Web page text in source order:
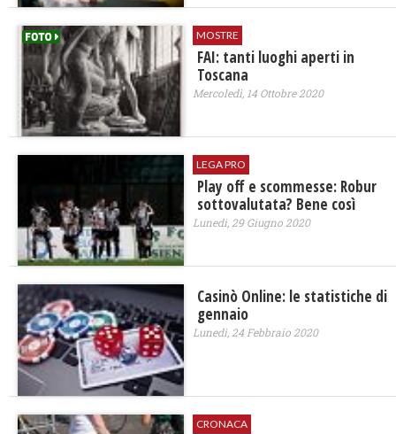
MOSTRE
FAI: tanti luoghi aperti in
Toscana
Mercoledì, 14 Ottobre 2020
LEGA PRO
Play off e scommesse: Robur
sottovalutata? Bene così
Lunedì, 29 Giugno 2020
Casinò Online: le statistiche di
gennaio
Lunedì, 24 Febbraio 2020
CRONACA